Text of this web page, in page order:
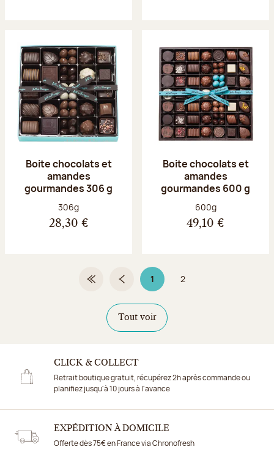
Boite chocolats et
amandes
gourmandes 306 g
Poids net :
306g
28,30 €
Boite chocolats et
amandes
gourmandes 600 g
Poids net :
600g
49,10 €
Première pagePage précédente
1Page 1 sur 2
Page
2
Tout voir
CLICK & COLLECT
Retrait boutique gratuit, récupérez 2h après commande ou
planifiez jusqu'à 10 jours à l'avance
EXPÉDITION À DOMICILE
Offerte dès 75€ en France via Chronofresh